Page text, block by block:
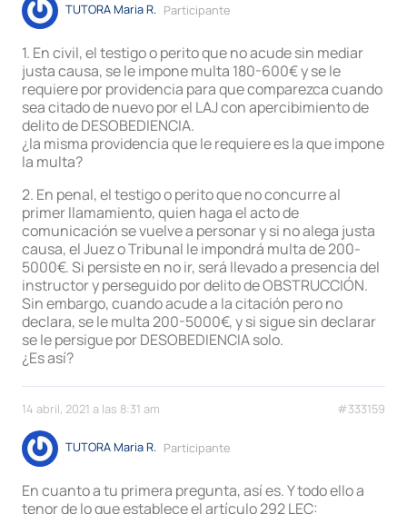
TUTORA Maria R. Participante
1. En civil, el testigo o perito que no acude sin mediar
justa causa, se le impone multa 180-600€ y se le
requiere por providencia para que comparezca cuando
sea citado de nuevo por el LAJ con apercibimiento de
delito de DESOBEDIENCIA.
¿la misma providencia que le requiere es la que impone
la multa?
2. En penal, el testigo o perito que no concurre al
primer llamamiento, quien haga el acto de
comunicación se vuelve a personar y si no alega justa
causa, el Juez o Tribunal le impondrá multa de 200-
5000€. Si persiste en no ir, será llevado a presencia del
instructor y perseguido por delito de OBSTRUCCIÓN.
Sin embargo, cuando acude a la citación pero no
declara, se le multa 200-5000€, y si sigue sin declarar
se le persigue por DESOBEDIENCIA solo.
¿Es así?
14 abril, 2021 a las 8:31 am #333159
TUTORA Maria R. Participante
En cuanto a tu primera pregunta, así es. Y todo ello a
tenor de lo que establece el artículo 292 LEC: